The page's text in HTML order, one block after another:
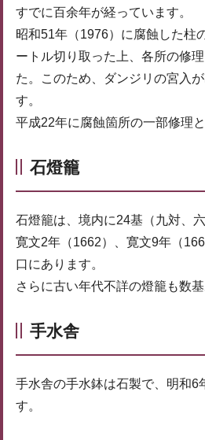
すでに百余年が経っています。
昭和51年（1976）に腐蝕した柱
ートル切り取った上、各所の修
た。このため、ダンジリの宮入
す。
平成22年に腐蝕箇所の一部修理
石燈籠
石燈籠は、境内に24基（九対、
寛文2年（1662）、寛文9年（
口にあります。
さらに古い年代不詳の燈籠も数基
手水舎
手水舎の手水鉢は石製で、明和6
す。